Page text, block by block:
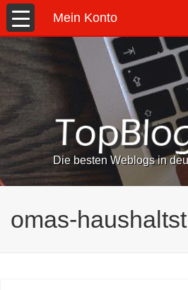
Mein Konto
Die besten Weblogs in
omas-